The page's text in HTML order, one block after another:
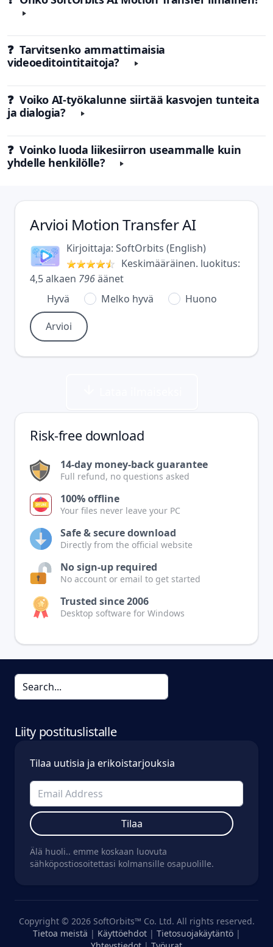
❓ Tarvitsenko ammattimaisia
videoeditointitaitoja?
❓ Voiko AI-työkalunne siirtää kasvojen tunteita
ja dialogia?
❓ Voinko luoda liikesiirron useammalle kuin
yhdelle henkilölle?
Arvioi Motion Transfer AI
Kirjoittaja: SoftOrbits (English)
Keskimääräinen. luokitus:
4,5alkaen 796äänet
Hyvä
Melko hyvä Huono
Risk-free download
14-day money-back guarantee
Full refund, no questions asked
100% offline
Your files never leave your PC
Safe & secure download
Directly from the official website
No sign-up required
No account or email to get started
Trusted since 2006
Desktop software for Windows
Liity postituslistalle
Tilaa uutisia ja erikoistarjouksia
Tilaa
Älä huoli.. emme koskaan luovuta
sähköpostiosoitettasi kolmansille osapuolille.
Copyright © 2026 SoftOrbits™ Co. Ltd. All rights reserved.
Tietoa meistä | Käyttöehdot| Tietosuojakäytäntö|